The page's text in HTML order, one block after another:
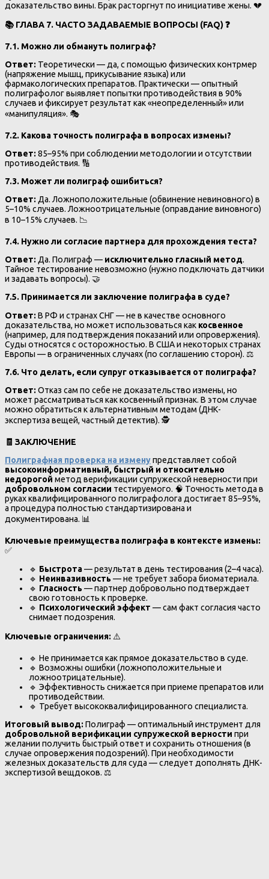
доказательство вины. Брак расторгнут по инициативе жены. 💔
📚 ГЛАВА 7. ЧАСТО ЗАДАВАЕМЫЕ ВОПРОСЫ (FAQ)❓
7.1. Можно ли обмануть полиграф?
Ответ: Теоретически — да, с помощью физических контрмер
(напряжение мышц, прикусывание языка) или
фармакологических препаратов. Практически — опытный
полиграфолог выявляет попытки противодействия в 90%
случаев и фиксирует результат как «неопределенный» или
«манипуляция». 🎭
7.2. Какова точность полиграфа в вопросах измены?
Ответ:85–95% при соблюдении методологии и отсутствии
противодействия. 🔢
7.3. Может ли полиграф ошибиться?
Ответ:Да. Ложноположительные (обвинение невиновного) в
5–10% случаев. Ложноотрицательные (оправдание виновного)
в 10–15% случаев. 📉
7.4. Нужно ли согласие партнера для прохождения теста?
Ответ:Да. Полиграф — исключительно гласный метод.
Тайное тестирование невозможно (нужно подключать датчики
и задавать вопросы). 🤝
7.5. Принимается ли заключение полиграфа в суде?
Ответ:В РФ и странах СНГ — не в качестве основного
доказательства, но может использоваться как косвенное
(например, для подтверждения показаний или опровержения).
Суды относятся с осторожностью. В США и некоторых странах
Европы — в ограниченных случаях (по соглашению сторон). ⚖️
7.6. Что делать, если супруг отказывается от полиграфа?
Ответ:Отказ сам по себе не доказательство измены, но
может рассматриваться как косвенный признак. В этом случае
можно обратиться к альтернативным методам (ДНК-
экспертиза вещей, частный детектив). 🕵️
🧾 ЗАКЛЮЧЕНИЕ
Полиграфная проверка на изменупредставляет собой
высокоинформативный, быстрый и относительно
недорогой метод верификации супружеской неверности при
добровольном согласии тестируемого. 🧠 Точность метода в
руках квалифицированного полиграфолога достигает 85–95%,
а процедура полностью стандартизирована и
документирована. 📊
Ключевые преимущества полиграфа в контексте измены:
✅
🔹 Быстрота— результат в день тестирования (2–4 часа).
🔹 Неинвазивность — не требует забора биоматериала.
🔹 Гласность — партнер добровольно подтверждает
свою готовность к проверке.
🔹 Психологический эффект — сам факт согласия часто
снимает подозрения.
Ключевые ограничения: ⚠️
🔹 Не принимается как прямое доказательство в суде.
🔹 Возможны ошибки (ложноположительные и
ложноотрицательные).
🔹 Эффективность снижается при приеме препаратов или
противодействии.
🔹 Требует высококвалифицированного специалиста.
Итоговый вывод:Полиграф — оптимальный инструмент для
добровольной верификации супружеской верности при
желании получить быстрый ответ и сохранить отношения (в
случае опровержения подозрений). При необходимости
железных доказательств для суда — следует дополнять ДНК-
экспертизой вещдоков. ⚖️